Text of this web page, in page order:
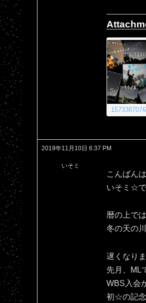
2019年11月10日 6:37 PM
いそミ
こんばんは
いそミ☆で
暦の上で
冬の天の
遅くなり
先月、ML
WBS入会
初☆の記念